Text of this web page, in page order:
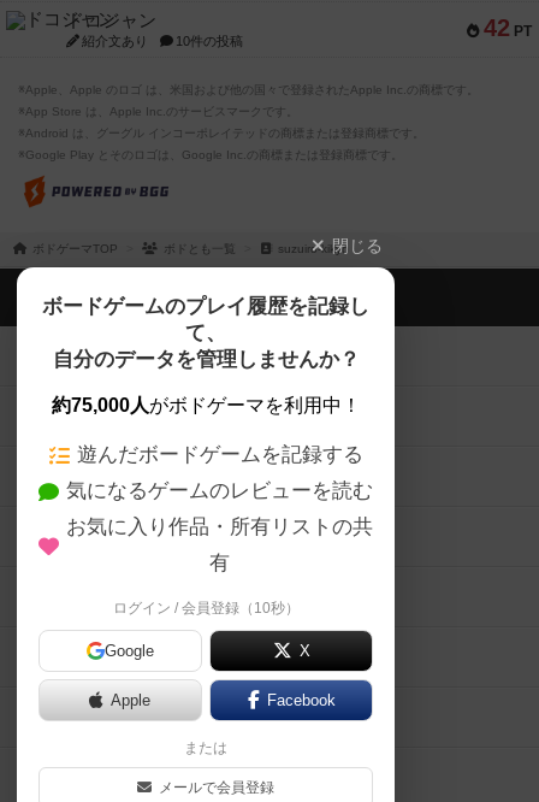
42 PT
ドコジャン
紹介文あり 10件の投稿
※Apple、Apple のロゴ は、米国および他の国々で登録されたApple Inc.の商標です。
※App Store は、Apple Inc.のサービスマークです。
※Android は、グーグル インコーポレイテッドの商標または登録商標です。
※Google Play とそのロゴは、Google Inc.の商標または登録商標です。
ボドゲーマTOP ボドとも一覧 suzuiro-kikyo閉じる
ボードゲームのプレイ履歴を記録し
て、
自分のデータを管理しませんか？
約75,000人がボドゲーマを利用中！
遊んだボードゲームを記録する
気になるゲームのレビューを読む
お気に入り作品・所有リストの共
有
ログイン / 会員登録（10秒）
Google X
Apple Facebook
または
メールで会員登録
ボドゲーマTOP
ボードゲームを検索する
ボードゲームの新着レビュー
ボードゲーム会情報
メカニクス特集
掲示板・トピックス
ボドとも・会員一覧
ボードゲーム業界コラム
ボドゲーマご利用案内